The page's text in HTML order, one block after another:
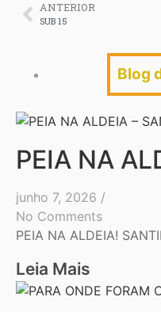
ANTERIOR
SUB 15
Blog
PEIA NA
junho 7, 2026 /
No Comments
PEIA NA ALDEIA!
Leia Mais